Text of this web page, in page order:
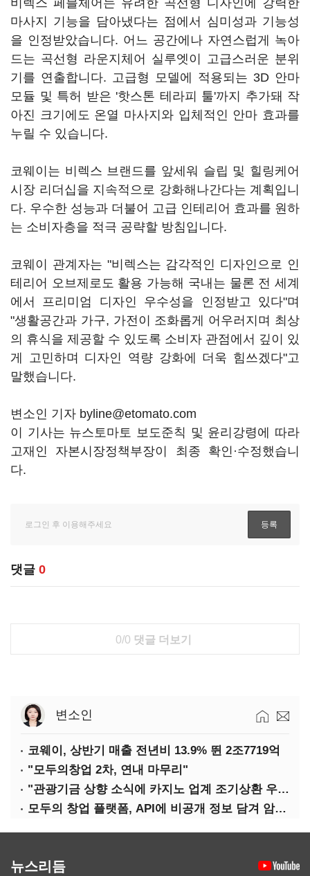
비렉스 페블체어는 유려한 곡선형 디자인에 강력한
마사지 기능을 담아냈다는 점에서 심미성과 기능성
을 인정받았습니다. 어느 공간에나 자연스럽게 녹아
드는 곡선형 라운지체어 실루엣이 고급스러운 분위
기를 연출합니다. 고급형 모델에 적용되는 3D 안마
모듈 및 특허 받은 '핫스톤 테라피 툴'까지 추가돼 작
아진 크기에도 온열 마사지와 입체적인 안마 효과를
누릴 수 있습니다.
코웨이는 비렉스 브랜드를 앞세워 슬립 및 힐링케어
시장 리더십을 지속적으로 강화해나간다는 계획입니
다. 우수한 성능과 더불어 고급 인테리어 효과를 원하
는 소비자층을 적극 공략할 방침입니다.
코웨이 관계자는 "비렉스는 감각적인 디자인으로 인
테리어 오브제로도 활용 가능해 국내는 물론 전 세계
에서 프리미엄 디자인 우수성을 인정받고 있다"며
"생활공간과 가구, 가전이 조화롭게 어우러지며 최상
의 휴식을 제공할 수 있도록 소비자 관점에서 깊이 있
게 고민하며 디자인 역량 강화에 더욱 힘쓰겠다"고
말했습니다.
변소인 기자 byline@etomato.com
이 기사는 뉴스토마토 보도준칙 및 윤리강령에 따라
고재인 자본시장정책부장이 최종 확인·수정했습니
다.
댓글 0
0/0 댓글 더보기
변소인
코웨이, 상반기 매출 전년비 13.9% 뛴 2조7719억
"모두의창업 2차, 연내 마무리"
"관광기금 상향 소식에 카지노 업계 조기상환 우려"
모두의 창업 플랫폼, API에 비공개 정보 담겨 암호키까지 새나갔다
뉴스리듬